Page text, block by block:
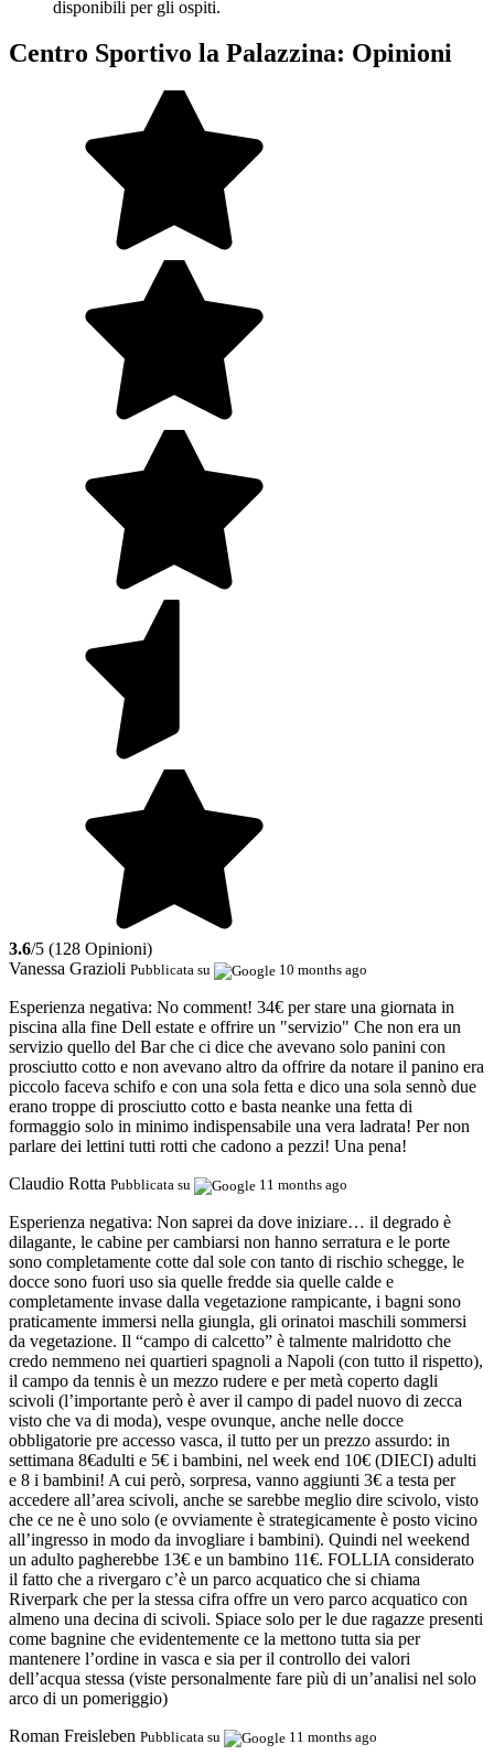
disponibili per gli ospiti.
Centro Sportivo la Palazzina: Opinioni
3.6/5 (128 Opinioni)
Vanessa Grazioli Pubblicata su 10 months ago
Esperienza negativa: No comment! 34€ per stare una giornata in
piscina alla fine Dell estate e offrire un "servizio" Che non era un
servizio quello del Bar che ci dice che avevano solo panini con
prosciutto cotto e non avevano altro da offrire da notare il panino era
piccolo faceva schifo e con una sola fetta e dico una sola sennò due
erano troppe di prosciutto cotto e basta neanke una fetta di
formaggio solo in minimo indispensabile una vera ladrata! Per non
parlare dei lettini tutti rotti che cadono a pezzi! Una pena!
Claudio Rotta Pubblicata su 11 months ago
Esperienza negativa: Non saprei da dove iniziare… il degrado è
dilagante, le cabine per cambiarsi non hanno serratura e le porte
sono completamente cotte dal sole con tanto di rischio schegge, le
docce sono fuori uso sia quelle fredde sia quelle calde e
completamente invase dalla vegetazione rampicante, i bagni sono
praticamente immersi nella giungla, gli orinatoi maschili sommersi
da vegetazione. Il “campo di calcetto” è talmente malridotto che
credo nemmeno nei quartieri spagnoli a Napoli (con tutto il rispetto),
il campo da tennis è un mezzo rudere e per metà coperto dagli
scivoli (l’importante però è aver il campo di padel nuovo di zecca
visto che va di moda), vespe ovunque, anche nelle docce
obbligatorie pre accesso vasca, il tutto per un prezzo assurdo: in
settimana 8€adulti e 5€ i bambini, nel week end 10€ (DIECI) adulti
e 8 i bambini! A cui però, sorpresa, vanno aggiunti 3€ a testa per
accedere all’area scivoli, anche se sarebbe meglio dire scivolo, visto
che ce ne è uno solo (e ovviamente è strategicamente è posto vicino
all’ingresso in modo da invogliare i bambini). Quindi nel weekend
un adulto pagherebbe 13€ e un bambino 11€. FOLLIA considerato
il fatto che a rivergaro c’è un parco acquatico che si chiama
Riverpark che per la stessa cifra offre un vero parco acquatico con
almeno una decina di scivoli. Spiace solo per le due ragazze presenti
come bagnine che evidentemente ce la mettono tutta sia per
mantenere l’ordine in vasca e sia per il controllo dei valori
dell’acqua stessa (viste personalmente fare più di un’analisi nel solo
arco di un pomeriggio)
Roman Freisleben Pubblicata su 11 months ago